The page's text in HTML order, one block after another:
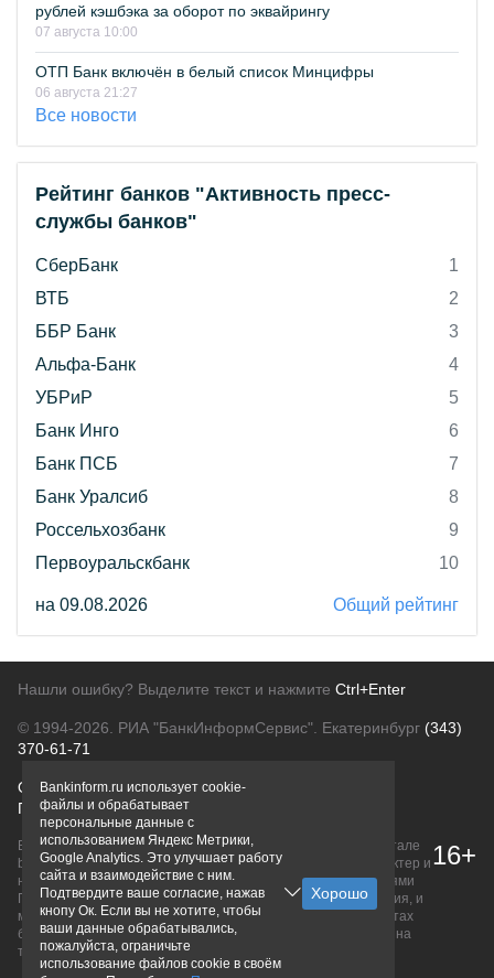
рублей кэшбэка за оборот по эквайрингу
07 августа 10:00
ОТП Банк включён в белый список Минцифры
06 августа 21:27
Все новости
Рейтинг банков "Активность пресс-
службы банков"
СберБанк
1
ВТБ
2
ББР Банк
3
Альфа-Банк
4
УБРиР
5
Банк Инго
6
Банк ПСБ
7
Банк Уралсиб
8
Россельхозбанк
9
Первоуральскбанк
10
на 09.08.2026 Общий рейтинг
Нашли ошибку? Выделите текст и нажмите Ctrl+Enter
© 1994-2026. РИА "БанкИнформСервис". Екатеринбург (343)
370-61-71
О проектеПолитика конфиденциальности
Правовая информацияДля рекламодателей
Вся информация о продуктах банков, размещенная на портале
bankinform.ru, носит исключительно ознакомительный характер и
не является публичной офертой, определяемой положениями
ГК РФ. Информация не содержит точного и полного описания, и
может быть изменена. Конечные условия уточняйте на сайтах
банков или при личном обращении. Исключительное право на
товарные знаки принадлежит их правообладателям.
16+
Bankinform.ru использует cookie-
файлы и обрабатывает
персональные данные с
использованием Яндекс Метрики,
Google Analytics. Это улучшает работу
сайта и взаимодействие с ним.
Подтвердите ваше согласие, нажав
кнопу Ок. Если вы не хотите, чтобы
ваши данные обрабатывались,
пожалуйста, ограничьте
использование файлов cookie в своём